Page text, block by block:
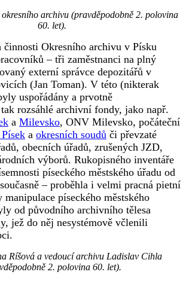
okresního archivu (pravděpodobně 2. polovina
60. let).
činnosti Okresního archivu v Písku
– tři zaměstnanci na plný
externí správce depozitářů v
(Jan Toman). V této (nikterak
uspořádány a prvotně
rozsáhlé archivní fondy, jako např.
a Milevsko, ONV Milevsko, počáteční
a okresních soudů či převzaté
obecních úřadů, zrušených JZD,
výborů. Rukopisného inventáře
píseckého městského úřadu od
– proběhla i velmi pracná pietní
píseckého městského
od původního archivního tělesa
jež do něj nesystémově včlenili
Ríšová a vedoucí archivu Ladislav Cihla
2. polovina 60. let).